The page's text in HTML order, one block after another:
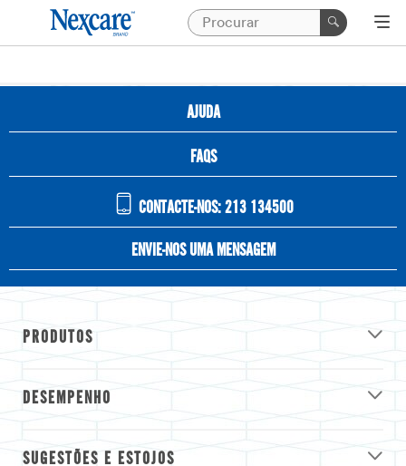
AJUDA
FAQS
CONTACTE-NOS: 213 134500
ENVIE-NOS UMA MENSAGEM
PRODUTOS
DESEMPENHO
SUGESTÕES E ESTOJOS